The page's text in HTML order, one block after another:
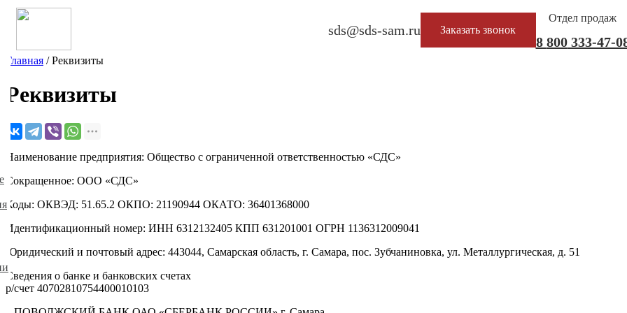
sds@sds-sam.ru Заказать звонок
Отдел продаж
8 800333-47-
Главная /Реквизиты
Реквизиты
Наименование предприятия: Общество с ограниченной ответственностью «СДС»
Сокращенное: ООО «СДС»
Коды: ОКВЭД: 51.65.2 ОКПО: 21190944 ОКАТО: 36401368000
Идентификационный номер: ИНН 6312132405 КПП 631201001 ОГРН 1136312009041
Юридический и почтовый адрес: 443044, Самарская область, г. Самара, пос. Зубчаниновка, ул. Металлургическая, д. 51
Сведения о банке и банковских счетах
р/счет 40702810754400010103